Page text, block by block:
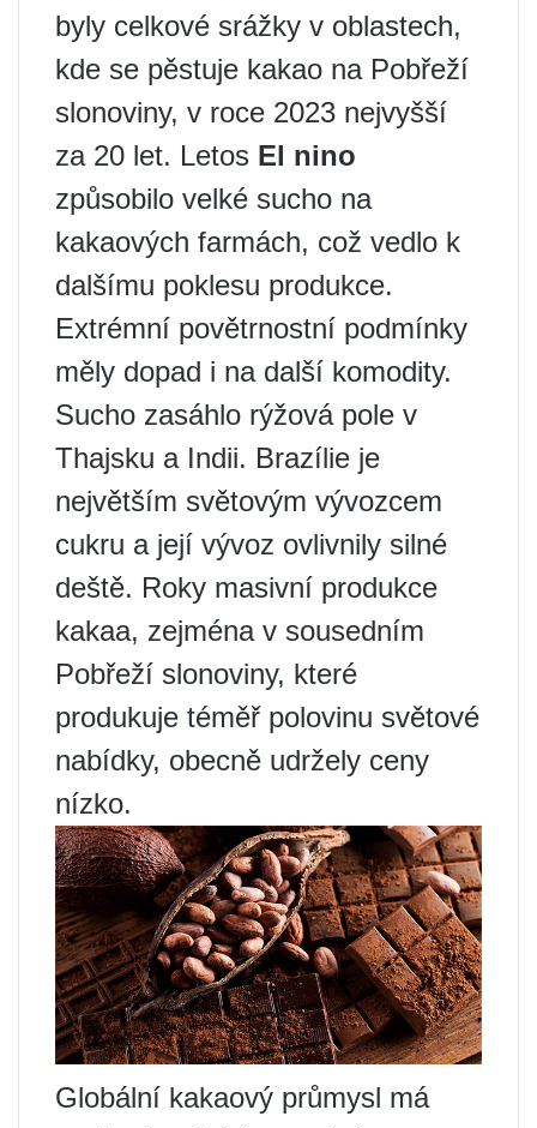
byly celkové srážky v oblastech,
kde se pěstuje kakao na Pobřeží
slonoviny, v roce 2023 nejvyšší
za 20 let. Letos El nino
způsobilo velké sucho na
kakaových farmách, což vedlo k
dalšímu poklesu produkce.
Extrémní povětrnostní podmínky
měly dopad i na další komodity.
Sucho zasáhlo rýžová pole v
Thajsku a Indii. Brazílie je
největším světovým vývozcem
cukru a její vývoz ovlivnily silné
deště. Roky masivní produkce
kakaa, zejména v sousedním
Pobřeží slonoviny, které
produkuje téměř polovinu světové
nabídky, obecně udržely ceny
nízko.
Globální kakaový průmysl má